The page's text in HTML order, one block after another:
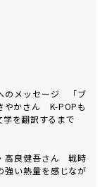
のメッセージ 「ブ
やかさん K-POPも
を翻訳するまで
高良健吾さん 戦時
強い熱量を感じなが